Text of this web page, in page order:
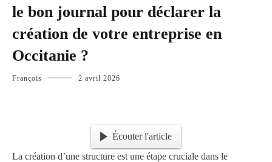
le bon journal pour déclarer la
création de votre entreprise en
Occitanie ?
François 2 avril 2026
Écouter l'article
La création d’une structure est une étape cruciale dans le